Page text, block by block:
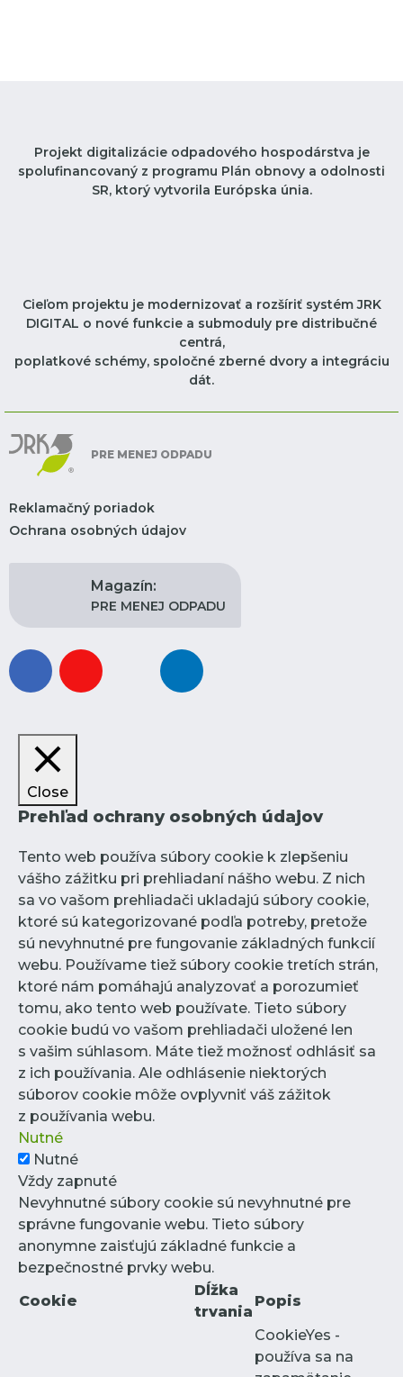
Projekt digitalizácie odpadového hospodárstva je
spolufinancovaný z programu Plán obnovy a odolnosti
SR, ktorý vytvorila Európska únia.
Cieľom projektu je modernizovať a rozšíriť systém JRK
DIGITAL o nové funkcie a submoduly pre distribučné
centrá,
poplatkové schémy, spoločné zberné dvory a integráciu
dát.
PRE MENEJ ODPADU
Reklamačný poriadok
Ochrana osobných údajov
Magazín:
PRE MENEJ ODPADU
facebookyoutube instagramlinkedin
Close
Prehľad ochrany osobných údajov
Tento web používa súbory cookie k zlepšeniu
vášho zážitku pri prehliadaní nášho webu. Z nich
sa vo vašom prehliadači ukladajú súbory cookie,
ktoré sú kategorizované podľa potreby, pretože
sú nevyhnutné pre fungovanie základných funkcií
webu. Používame tiež súbory cookie tretích strán,
ktoré nám pomáhajú analyzovať a porozumieť
tomu, ako tento web používate. Tieto súbory
cookie budú vo vašom prehliadači uložené len
s vašim súhlasom. Máte tiež možnosť odhlásiť sa
z ich používania. Ale odhlásenie niektorých
súborov cookie môže ovplyvniť váš zážitok
z používania webu.
Nutné
Nutné
Vždy zapnuté
Nevyhnutné súbory cookie sú nevyhnutné pre
správne fungovanie webu. Tieto súbory
anonymne zaisťujú základné funkcie a
bezpečnostné prvky webu.
Cookie
Dĺžka
trvania
Popis
CookieYes -
používa sa na